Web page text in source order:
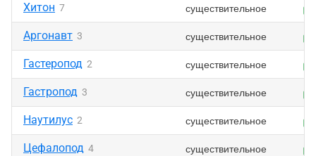
Хитон 7 существительное
Аргонавт 3 существительное
Гастеропод 2 существительное
Гастропод 3 существительное
Наутилус 2 существительное
Цефалопод 4 существительное